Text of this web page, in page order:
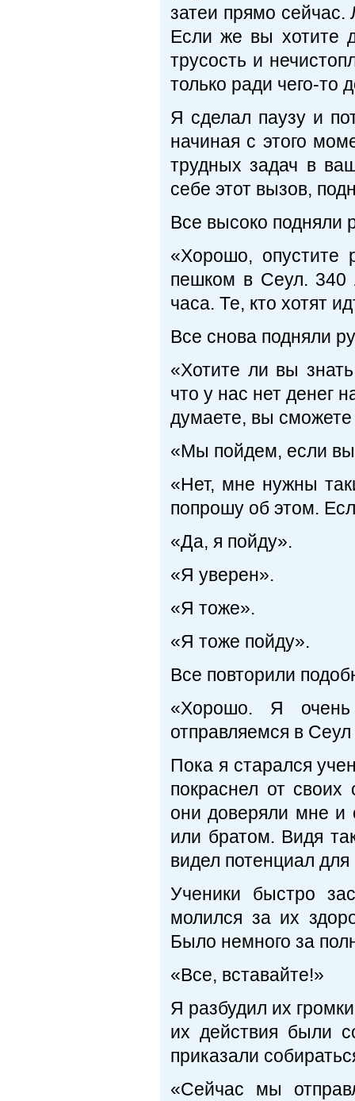
затеи прямо
Если же вы хотите
трусость и
только ради чего-то
Я сделал паузу и
начиная с этого
трудных задач в
себе этот вызов,
Все высоко подняли
«Хорошо, опустите
пешком в Сеул. 340
часа. Те, кто хотят
Все снова подняли
«Хотите ли вы
что у нас нет денег
думаете, вы сможете
«Мы пойдем, если вы
«Нет, мне нужны
попрошу об этом.
«Да, я пойду».
«Я уверен».
«Я тоже».
«Я тоже пойду».
Все повторили
«Хорошо. Я
отправляемся в
Пока я старался
покраснел от
они доверяли мне и
или братом. Видя
видел потенциал
Ученики быстро
молился за их
Было немного за
«Все, вставайте!»
Я разбудил их
их действия были
приказали
«Сейчас мы